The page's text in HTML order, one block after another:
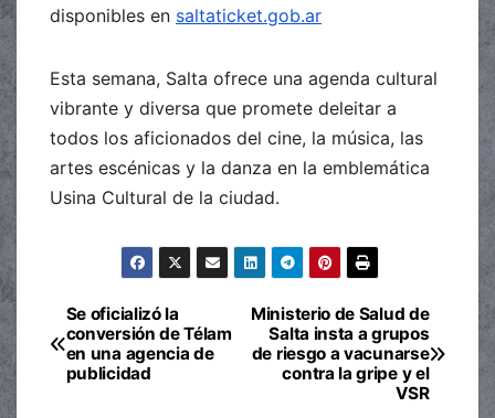
disponibles en saltaticket.gob.ar
Esta semana, Salta ofrece una agenda cultural
vibrante y diversa que promete deleitar a
todos los aficionados del cine, la música, las
artes escénicas y la danza en la emblemática
Usina Cultural de la ciudad.
Navegación
de
Ministerio de Salud de
Salta insta a grupos
de riesgo a vacunarse
contra la gripe y el
VSR
Se oficializó la
conversión de Télam
en una agencia de
publicidad